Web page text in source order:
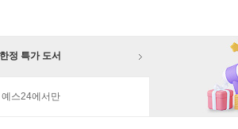
정 특가 도서
예스24에서만